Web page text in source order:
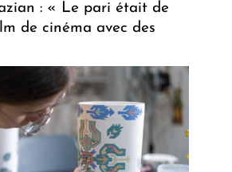
: « Le pari était de
de cinéma avec des